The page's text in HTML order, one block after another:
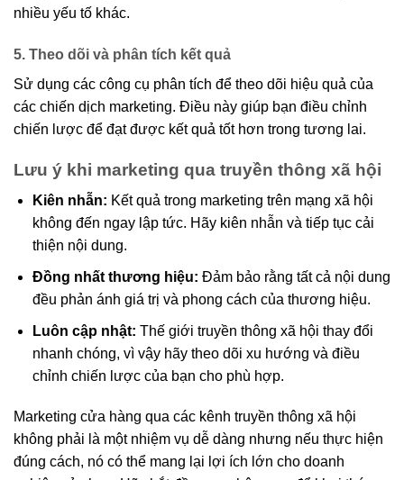
nhiều yếu tố khác.
5. Theo dõi và phân tích kết quả
Sử dụng các công cụ phân tích để theo dõi hiệu quả của
các chiến dịch marketing. Điều này giúp bạn điều chỉnh
chiến lược để đạt được kết quả tốt hơn trong tương lai.
Lưu ý khi marketing qua truyền thông xã hội
Kiên nhẫn: Kết quả trong marketing trên mạng xã hội
không đến ngay lập tức. Hãy kiên nhẫn và tiếp tục cải
thiện nội dung.
Đồng nhất thương hiệu: Đảm bảo rằng tất cả nội dung
đều phản ánh giá trị và phong cách của thương hiệu.
Luôn cập nhật: Thế giới truyền thông xã hội thay đổi
nhanh chóng, vì vậy hãy theo dõi xu hướng và điều
chỉnh chiến lược của bạn cho phù hợp.
Marketing cửa hàng qua các kênh truyền thông xã hội
không phải là một nhiệm vụ dễ dàng nhưng nếu thực hiện
đúng cách, nó có thể mang lại lợi ích lớn cho doanh